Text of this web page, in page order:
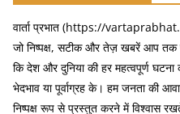
वार्ता प्रभात (https://
जो निष्पक्ष, सटीक और तेज़ खबरें आप तक
कि देश और दुनिया की हर महत्वपूर्ण
भेदभाव या पूर्वाग्रह के। हम जनता की
निष्पक्ष रूप से प्रस्तुत करने में विश्वास